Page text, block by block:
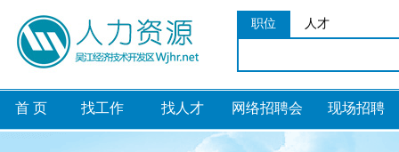
职位 人才
首 页 找工作 找人才 网络招聘会 现场招聘